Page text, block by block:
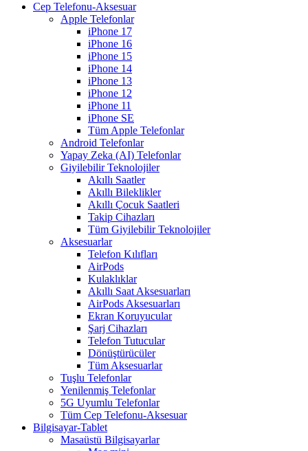
Cep Telefonu-Aksesuar
Apple Telefonlar
iPhone 17
iPhone 16
iPhone 15
iPhone 14
iPhone 13
iPhone 12
iPhone 11
iPhone SE
Tüm Apple Telefonlar
Android Telefonlar
Yapay Zeka (AI) Telefonlar
Giyilebilir Teknolojiler
Akıllı Saatler
Akıllı Bileklikler
Akıllı Çocuk Saatleri
Takip Cihazları
Tüm Giyilebilir Teknolojiler
Aksesuarlar
Telefon Kılıfları
AirPods
Kulaklıklar
Akıllı Saat Aksesuarları
AirPods Aksesuarları
Ekran Koruyucular
Şarj Cihazları
Telefon Tutucular
Dönüştürücüler
Tüm Aksesuarlar
Tuşlu Telefonlar
Yenilenmiş Telefonlar
5G Uyumlu Telefonlar
Tüm Cep Telefonu-Aksesuar
Bilgisayar-Tablet
Masaüstü Bilgisayarlar